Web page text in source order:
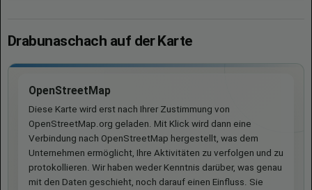
Drabunaschach auf der Karte
OpenStreetMap
Diese Karte wird erst nach Ihrer Zustimmung von
OpenStreetMap.org geladen. Mit Klick wird dann eine
Verbindung nach OpenStreetMap hergestellt, was dem
Unternehmen ermöglicht, Ihre Aktivitäten zu verfolgen und zu
protokollieren. Wir haben weder Kenntnis darüber, was genau
mit den Daten geschieht, noch darauf einen Einfluss. Sie